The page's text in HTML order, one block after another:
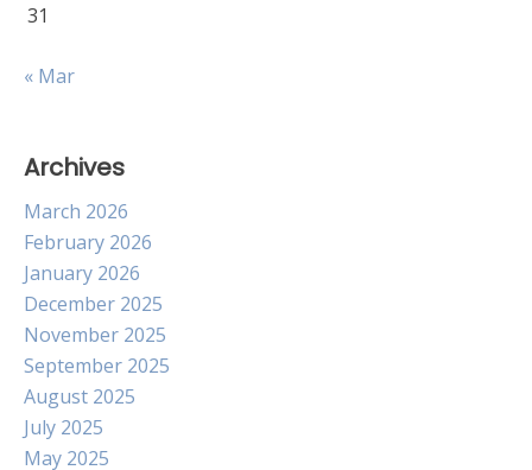
31
« Mar
Archives
March 2026
February 2026
January 2026
December 2025
November 2025
September 2025
August 2025
July 2025
May 2025